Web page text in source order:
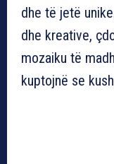
dhe të jetë
dhe kreative,
mozaiku të
kuptojnë se